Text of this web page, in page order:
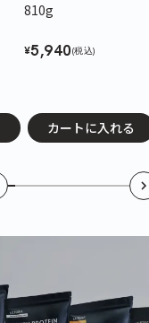
810g
¥5,940(税込)
カートに入れる